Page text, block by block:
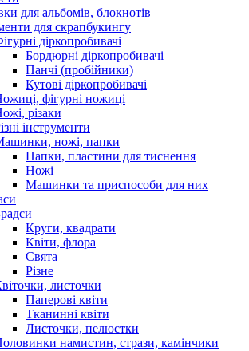
для альбомів, блокнотів
для скрапбукингу
діркопробивачі
Бордюрні діркопробивачі
Панчі (пробійники)
Кутові діркопробивачі
фігурні ножиці
різаки
інструменти
ножі, папки
Папки, пластини для тиснення
Ножі
Машинки та приспособи для них
Круги, квадрати
Квіти, флора
Свята
Різне
листочки
Паперові квіти
Тканинні квіти
Листочки, пелюстки
намистин, стрази, камінчики